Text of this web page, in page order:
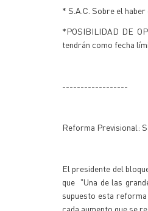
* S.A.C. Sobre el
*POSIBILIDAD DE
tendrán como fecha
------------------
Reforma Previsional:
El presidente del
que "Una de las
supuesto esta
cada aumento que se